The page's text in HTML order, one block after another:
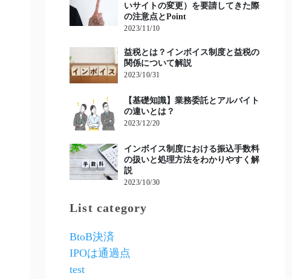
いサイトの変更）を要請してきた際
の注意点とPoint
2023/11/10
益税とは？インボイス制度と益税の
関係について解説
2023/10/31
【基礎知識】業務委託とアルバイト
の違いとは？
2023/12/20
インボイス制度における振込手数料
の扱いと処理方法をわかりやすく解
説
2023/10/30
List category
BtoB決済
IPOは通過点
test